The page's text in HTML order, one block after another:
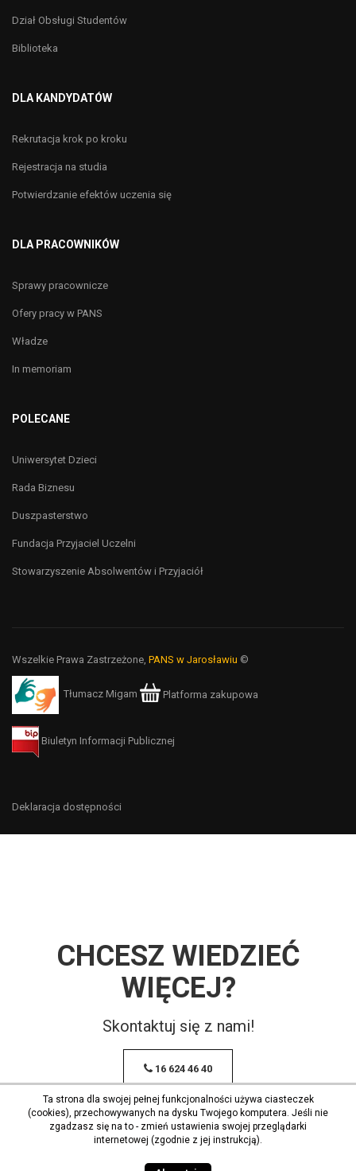
Dział Obsługi Studentów
Biblioteka
DLA KANDYDATÓW
Rekrutacja krok po kroku
Rejestracja na studia
Potwierdzanie efektów uczenia się
DLA PRACOWNIKÓW
Sprawy pracownicze
Ofery pracy w PANS
Władze
In memoriam
POLECANE
Uniwersytet Dzieci
Rada Biznesu
Duszpasterstwo
Fundacja Przyjaciel Uczelni
Stowarzyszenie Absolwentów i Przyjaciół
Wszelkie Prawa Zastrzeżone, PANS w Jarosławiu ©
Tłumacz Migam Platforma zakupowa
Biuletyn Informacji Publicznej
Deklaracja dostępności
CHCESZ WIEDZIEĆ
WIĘCEJ?
Skontaktuj się z nami!
16 624 46 40
Ta strona dla swojej pełnej funkcjonalności używa ciasteczek
(cookies), przechowywanych na dysku Twojego komputera. Jeśli nie
zgadzasz się na to - zmień ustawienia swojej przeglądarki
internetowej (zgodnie z jej instrukcją).